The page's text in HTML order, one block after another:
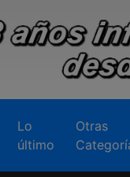
Lo
último
Otras